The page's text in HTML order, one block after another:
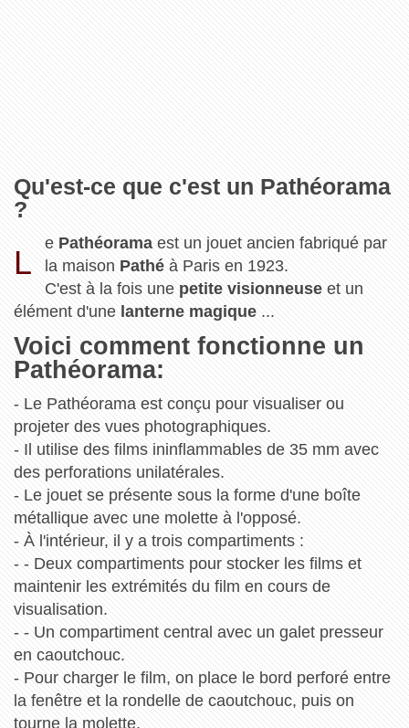
Qu'est-ce que c'est un Pathéorama
?
L
e Pathéorama est un jouet ancien fabriqué par
la maison Pathé à Paris en 1923.
C'est à la fois une petite visionneuse et un
élément d'une lanterne magique...
Voici comment fonctionne un
Pathéorama:
- Le Pathéorama est conçu pour visualiser ou
projeter des vues photographiques.
- Il utilise des films ininflammables de 35 mm avec
des perforations unilatérales.
- Le jouet se présente sous la forme d'une boîte
métallique avec une molette à l'opposé.
- À l'intérieur, il y a trois compartiments :
- - Deux compartiments pour stocker les films et
maintenir les extrémités du film en cours de
visualisation.
- - Un compartiment central avec un galet presseur
en caoutchouc.
- Pour charger le film, on place le bord perforé entre
la fenêtre et la rondelle de caoutchouc, puis on
tourne la molette.